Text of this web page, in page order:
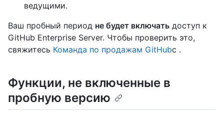
ведущими.
Ваш пробный период не будет включать доступ к
GitHub Enterprise Server. Чтобы проверить это,
свяжитесь Команда по продажам GitHubс .
Функции, не включенные в
пробную версию